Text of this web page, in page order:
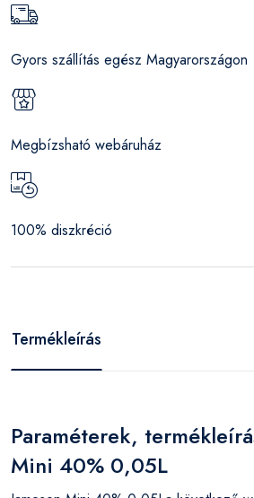
Gyors szállítás egész Magyarországon
Megbízsható webáruház
100% diszkréció
Termékleírás
Paraméterek,
Mini 40% 0,05L